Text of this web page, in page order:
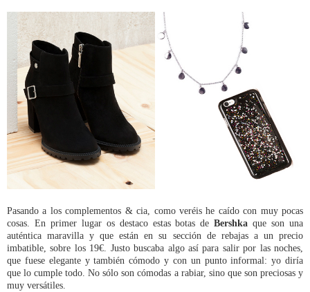
Pasando a los complementos & cia, como veréis he caído con muy pocas
cosas. En primer lugar os destaco estas botas deBershka que son una
auténtica maravilla y que están en su sección de rebajas a un precio
imbatible, sobre los 19€. Justo buscaba algo así para salir por las noches,
que fuese elegante y también cómodo y con un punto informal: yo diría
que lo cumple todo. No sólo son cómodas a rabiar, sino que son preciosas y
muy versátiles.